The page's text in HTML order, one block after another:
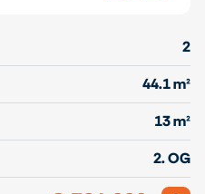
2
44.1 m²
13 m²
2. OG